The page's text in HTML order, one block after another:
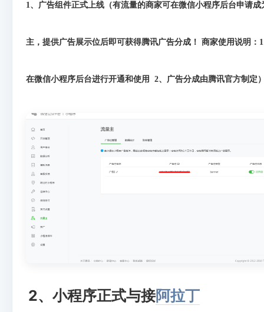
1、广告组件正式上线（有流量的商家可在微信小程序后台申请
主，提供广告展示位后即可获得腾讯广告分成！ 商家使用说明：
在微信小程序后台进行开通和使用 2、广告分成由腾讯官方制定
2、小程序正式与接阿拉丁